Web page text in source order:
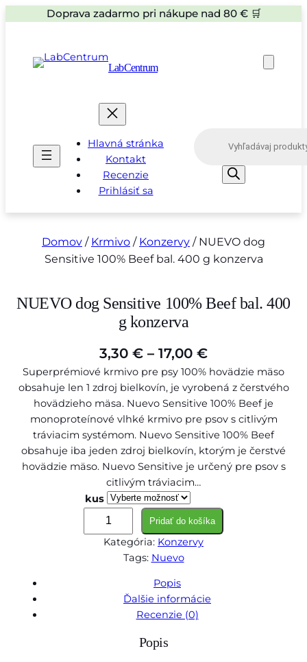
Doprava zadarmo pri nákupe nad 80 € 🛒
LabCentrum
Hlavná stránka
Kontakt
Recenzie
Prihlásiť sa
s
e
r
Domov / Krmivo / Konzervy / NUEVO dog
Sensitive 100% Beef bal. 400 g konzerva
NUEVO dog Sensitive 100% Beef bal. 400
g konzerva
3,30 € – 17,00 €P
r
i
c
e
r
n
g
3
Superprémiové krmivo pre psy 100% hovädzie mäso
obsahuje len 1 zdroj bielkovín, je vyrobená z čerstvého
hovädzieho mäsa. Nuevo Sensitive 100% Beef je
monoproteínové vlhké krmivo pre psov s citlivým
tráviacim systémom. Nuevo Sensitive 100% Beef
obsahuje iba jeden zdroj bielkovín, ktorým je čerstvé
hovädzie mäso. Nuevo Sensitive je určený pre psov s
citlivým tráviacim…
kus
n
Pridať do košíka
Kategória: Konzervy
Tags: Nuevo
Popis
Ďalšie informácie
Recenzie (0)
Popis